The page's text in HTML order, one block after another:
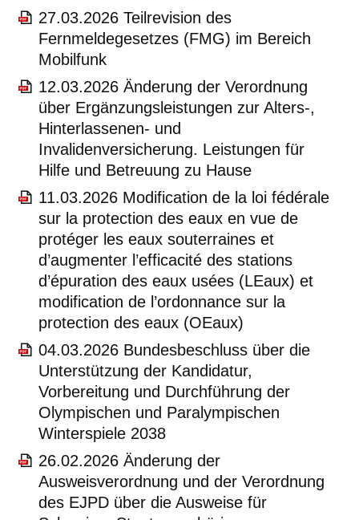
27.03.2026 Teilrevision des
Fernmeldegesetzes (FMG) im Bereich
Mobilfunk
12.03.2026 Änderung der Verordnung
über Ergänzungsleistungen zur Alters-,
Hinterlassenen- und
Invalidenversicherung. Leistungen für
Hilfe und Betreuung zu Hause
11.03.2026 Modification de la loi fédérale
sur la protection des eaux en vue de
protéger les eaux souterraines et
d’augmenter l’efficacité des stations
d’épuration des eaux usées (LEaux) et
modification de l’ordonnance sur la
protection des eaux (OEaux)
04.03.2026 Bundesbeschluss über die
Unterstützung der Kandidatur,
Vorbereitung und Durchführung der
Olympischen und Paralympischen
Winterspiele 2038
26.02.2026 Änderung der
Ausweisverordnung und der Verordnung
des EJPD über die Ausweise für